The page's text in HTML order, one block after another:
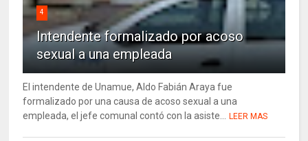
4
Intendente formalizado por acoso
sexual a una empleada
El intendente de Unamue, Aldo Fabián Araya fue
formalizado por una causa de acoso sexual a una
empleada, el jefe comunal contó con la asiste...
LEER MAS